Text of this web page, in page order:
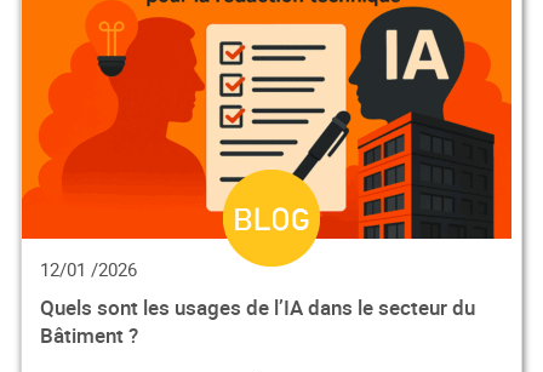
12/01 /2026
Quels sont les usages de l’IA dans le secteur du
Bâtiment ?